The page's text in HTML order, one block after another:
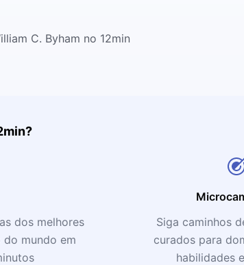
C. Byham no 12min
dos melhores
mundo em
Siga caminhos
curados para
habilidades